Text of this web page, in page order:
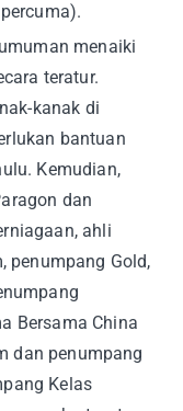
menaiki
teratur.
kanak di
bantuan
Kemudian,
dan
ahli
penumpang Gold,
Bersama China
dan penumpang
Kelas